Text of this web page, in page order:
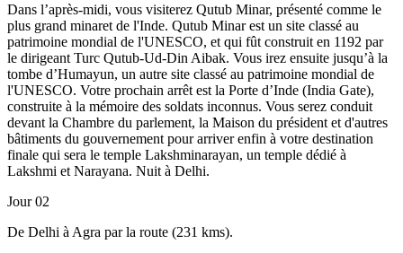
Dans l’après-midi, vous visiterez Qutub Minar, présenté comme le
plus grand minaret de l'Inde. Qutub Minar est un site classé au
patrimoine mondial de l'UNESCO, et qui fût construit en 1192 par
le dirigeant Turc Qutub-Ud-Din Aibak. Vous irez ensuite jusqu’à la
tombe d’Humayun, un autre site classé au patrimoine mondial de
l'UNESCO. Votre prochain arrêt est la Porte d’Inde (India Gate),
construite à la mémoire des soldats inconnus. Vous serez conduit
devant la Chambre du parlement, la Maison du président et d'autres
bâtiments du gouvernement pour arriver enfin à votre destination
finale qui sera le temple Lakshminarayan, un temple dédié à
Lakshmi et Narayana. Nuit à Delhi.
Jour 02
De Delhi à Agra par la route (231 kms).